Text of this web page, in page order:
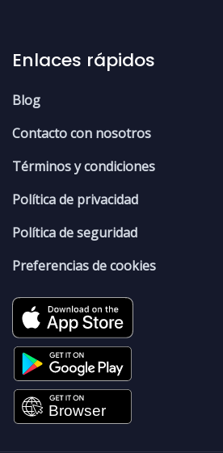
Enlaces rápidos
Blog
Contacto con nosotros
Términos y condiciones
Política de privacidad
Política de seguridad
Preferencias de cookies